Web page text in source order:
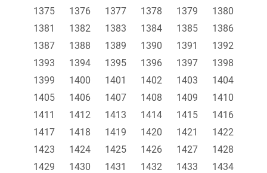
1375
1376 1377 1378 1379
1380
1381
1382 1383 1384 1385
1386
1387
1388 1389 1390 1391
1392
1393
1394 1395 1396 1397
1398
1399
1400 1401 1402 1403
1404
1405
1406 1407 1408 1409
1410
1411
1412 1413 1414 1415
1416
1417
1418 1419 1420 1421
1422
1423
1424 1425 1426 1427
1428
1429
1430 1431 1432 1433
1434